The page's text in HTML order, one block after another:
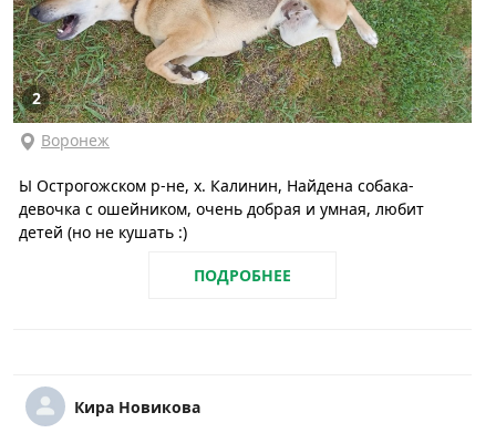
2
Воронеж
Ы Острогожском р-не, х. Калинин, Найдена собака-
девочка с ошейником, очень добрая и умная, любит
детей (но не кушать :)
ПОДРОБНЕЕ
Кира Новикова